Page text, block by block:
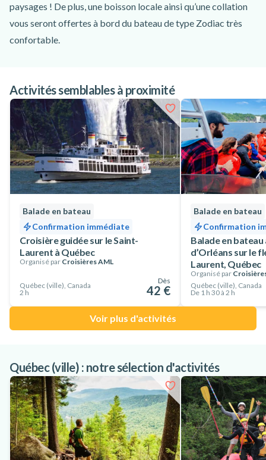
paysages ! De plus, une boisson locale ainsi qu’une collation
vous seront offertes à bord du bateau de type Zodiac très
confortable.
long du fleuve Saint-Laurent découvrir le Vieux-Québec, le
pont de l’Île d’Orléans et la célèbre Chute Montmorency.
L’ambiance de la croisière sera des plus agréables sous les
couleurs chaleureuses du coucher du soleil, et ce au sein d’un
petit comité de 12 participants maximum.
Afin de passer une belle fin de journée à Québec en famille, en
couple ou entre amis, réservez dès maintenant votre tour en
bateau au coucher du soleil sur le fleuve Saint-Laurent depuis
l’Île d’Orléans !
Activités semblables à proximité
Balade en bateau
Confirmation immédiate
Croisière guidée sur le Saint-
Laurent à Québec
Organisé par Croisières AML
Québec (ville), Canada
2 h
Dès
42 €
Balade en bateau
Confirmation
Balade en bateau
d’Orléans sur le
Laurent, Québec
Organisé par
Québec (ville), Canada
De 1 h 30 à 2 h
Voir plus d'activités
Québec (ville) : notre sélection d'activités